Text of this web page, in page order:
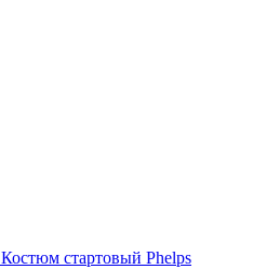
Костюм стартовый Phelps